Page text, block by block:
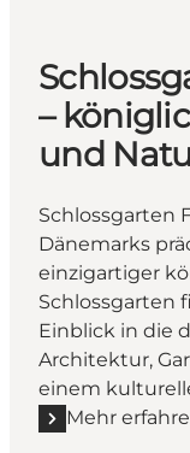
–
und
Schlossgarten
Dänemarks
einzigartiger
Schlossgarten
Einblick in die
Architektur,
einem
Mehr
Mehr erfahren